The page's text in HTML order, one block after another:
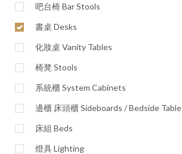
吧台椅 Bar Stools
書桌 Desks
化妝桌 Vanity Tables
椅凳 Stools
系統櫃 System Cabinets
邊櫃 床頭櫃 Sideboards / Bedside Table
床組 Beds
燈具 Lighting